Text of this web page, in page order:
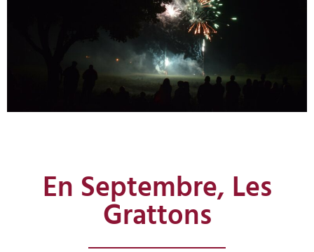
En Septembre, Les
Grattons